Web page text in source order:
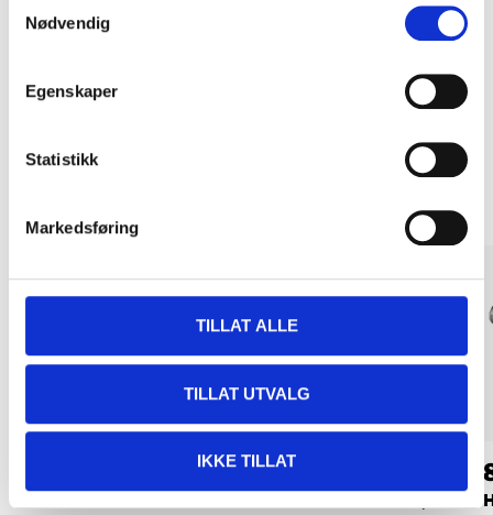
Nødvendig
Egenskaper
Statistikk
Markedsføring
TILLAT ALLE
TILLAT UTVALG
IKKE TILLAT
Pay & Collect in your local store within 2 hours!
Other customers also bought
269